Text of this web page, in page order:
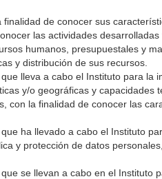
de conocer sus
las actividades
humanos, presupuestales y
y distribución de sus recursos.
lleva a cabo el Instituto para la
y/o geográficas y
con la finalidad de conocer las
ha llevado a cabo el Instituto
y protección de datos
se llevan a cabo en el Instituto